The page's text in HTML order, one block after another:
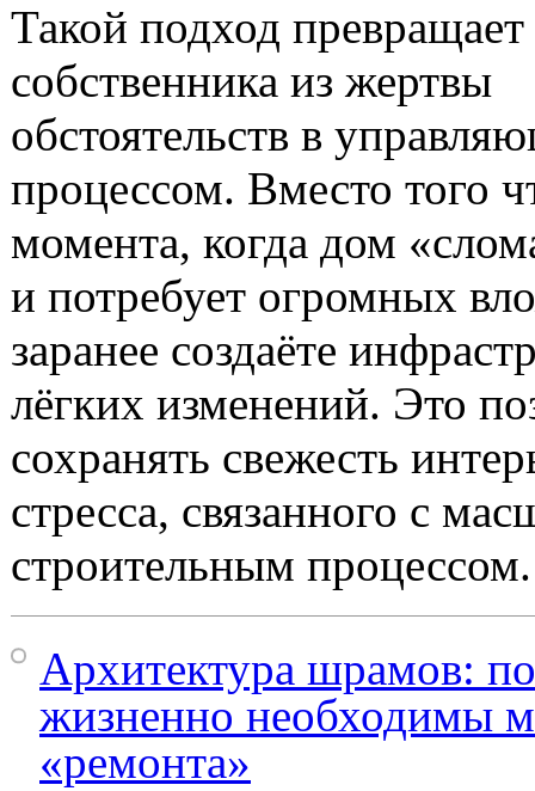
Такой подход превращает
собственника из жертвы
обстоятельств в
процессом. Вместо того
момента, когда дом
и потребует огромных
заранее создаёте
лёгких изменений. Это
сохранять свежесть
стресса, связанного с
строительным процессом.
Архитектура шрамов:
жизненно необходимы
«ремонта»